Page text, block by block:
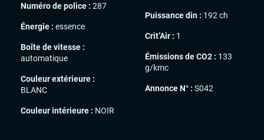
Numéro de police : 287
Énergie : essence
Boîte de vitesse :
automatique
Couleur extérieure :
BLANC
Couleur intérieure : NOIR
Puissance din : 192 ch
Crit’Air : 1
Émissions de CO2 : 133
g/kmc
Annonce N° : S042